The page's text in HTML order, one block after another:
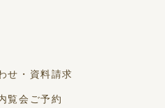
せ・資料請求
覧会ご予約